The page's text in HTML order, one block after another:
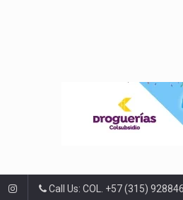
Call Us: COL. +57 (315)